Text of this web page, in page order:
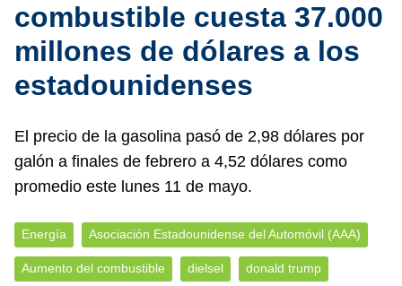
combustible cuesta 37.000
millones de dólares a los
estadounidenses
El precio de la gasolina pasó de 2,98 dólares por
galón a finales de febrero a 4,52 dólares como
promedio este lunes 11 de mayo.
Energía Asociación Estadounidense del Automóvil (AAA)
Aumento del combustible dielsel donald trump